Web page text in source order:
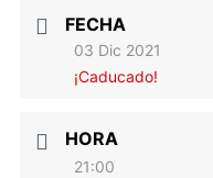
FECHA
03 Dic 2021
¡Caducado!
HORA
21:00